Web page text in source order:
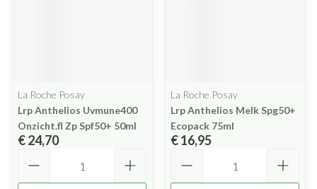
La Roche Posay
Lrp Anthelios Uvmune400
Onzicht.fl Zp Spf50+ 50ml
€ 24,70
La Roche Posay
Lrp Anthelios Melk Spg50+
Ecopack 75ml
€ 16,95